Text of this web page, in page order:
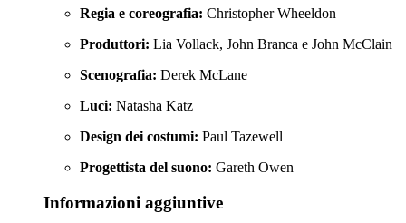
Regia e coreografia: Christopher Wheeldon
Produttori: Lia Vollack, John Branca e John McClain
Scenografia: Derek McLane
Luci: Natasha Katz
Design dei costumi: Paul Tazewell
Progettista del suono: Gareth Owen
Informazioni aggiuntive